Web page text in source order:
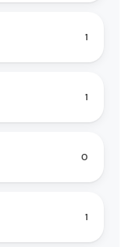
1
1
0
1